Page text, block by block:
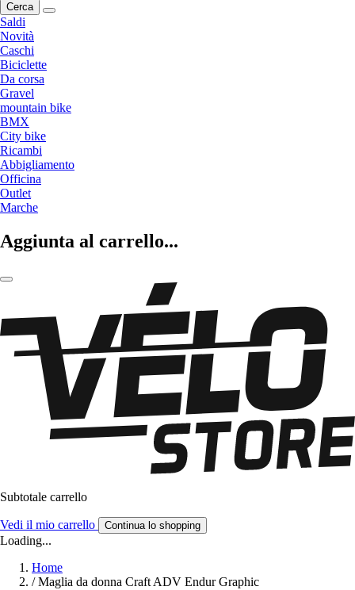
Cerca
Saldi
Novità
Caschi
Biciclette
Da corsa
Gravel
mountain bike
BMX
City bike
Ricambi
Abbigliamento
Officina
Outlet
Marche
Aggiunta al carrello...
Subtotale carrello
Vedi il mio carrello Continua lo shopping
Loading...
Home
/ Maglia da donna Craft ADV Endur Graphic